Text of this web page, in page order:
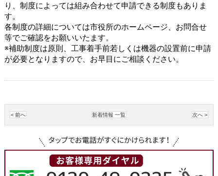
り、制度によっては組み合わせて申請できる制度もありま
す。
各制度の詳細については市役所のホームページ、お問合せ
等でご確認をお願いいたます。
※補助制度は原則、工事着手前若しくは機器の設置前に申請
が必要となりますので、お早目にご相談ください。
< 前へ 次へ >
新着情報 一覧